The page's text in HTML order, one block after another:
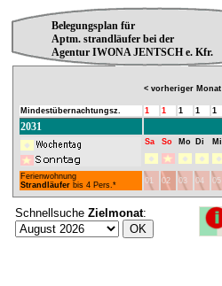
Belegungsplan für
Aptm. strandläufer bei der
Agentur IWONA JENTSCH e. Kfr.
< vorheriger Monat
Mindestübernachtungsz. 1 1 1 1 1
2031
Sa So Mo Di Mi
Ferienwohnung
Strandläufer bis 4 Pers.* 01 02 03 04 05
Schnellsuche Zielmonat: